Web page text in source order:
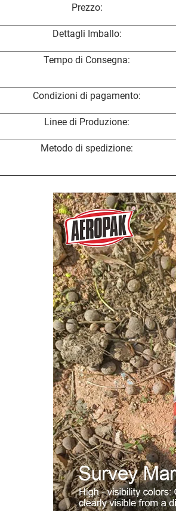
Prezzo:
Dettagli Imballo:
Tempo di Consegna:
Condizioni di pagamento:
Linee di Produzione:
Metodo di spedizione: